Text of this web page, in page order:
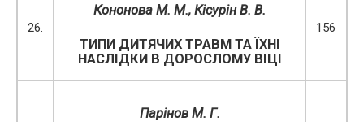
26.
Кононова М. М., Кісурін В. В.
ТИПИ ДИТЯЧИХ ТРАВМ ТА ЇХНІ
НАСЛІДКИ В ДОРОСЛОМУ ВІЦІ
156
Парінов М. Г.